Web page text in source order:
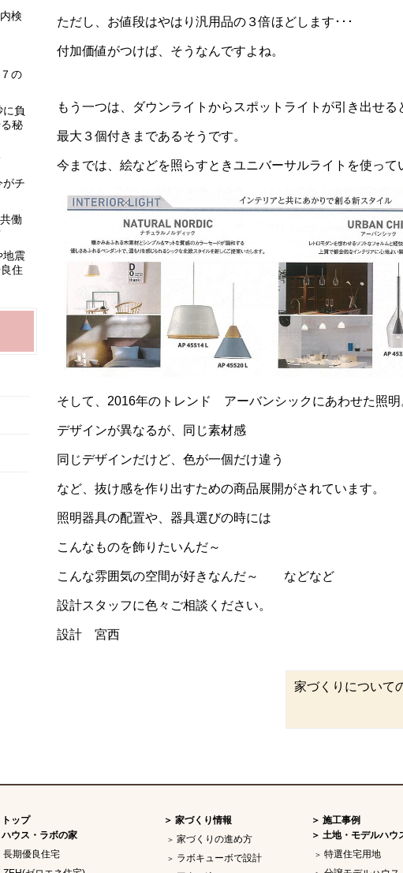
ただし、お値段はやはり汎用品の３倍ほどします･･･
付加価値がつけば、そうなんですよね。
もう一つは、ダウンライトからスポットライトが引き出せる
最大３個付きまであるそうです。
今までは、絵などを照らすときユニバーサルライトを使っ
そして、2016年のトレンド アーバンシックにあわせた照明
デザインが異なるが、同じ素材感
同じデザインだけど、色が一個だけ違う
など、抜け感を作り出すための商品展開がされています。
照明器具の配置や、器具選びの時には
こんなものを飾りたいんだ～
こんな雰囲気の空間が好きなんだ～ などなど
設計スタッフに色々ご相談ください。
設計 宮西
家づくりについて
検
の
に負
秘
がチ
働
地震
住
トップ
ハウス・ラボの家
長期優良住宅
家づくり情報
家づくりの進め方
ラボキューボで設計
施工事例
土地・モデルハウ
特選住宅用地